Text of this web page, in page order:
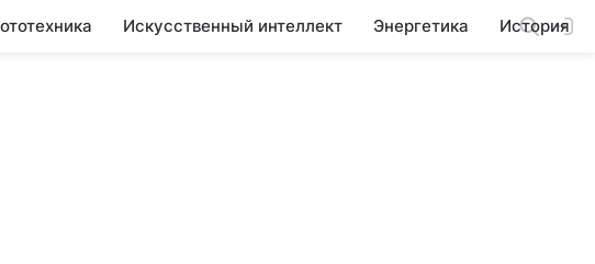
Искусственный интеллект Энергетика История